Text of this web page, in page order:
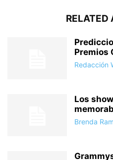
RELATED
Premios
Redacción
Los
Brenda